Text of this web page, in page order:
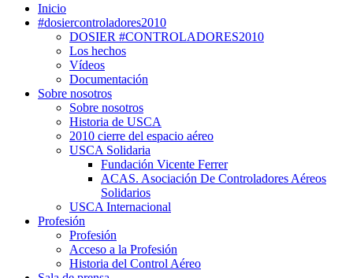
Inicio
#dosiercontroladores2010
DOSIER #CONTROLADORES2010
Los hechos
Vídeos
Documentación
Sobre nosotros
Sobre nosotros
Historia de USCA
2010 cierre del espacio aéreo
USCA Solidaria
Fundación Vicente Ferrer
ACAS. Asociación De Controladores Aéreos
Solidarios
USCA Internacional
Profesión
Profesión
Acceso a la Profesión
Historia del Control Aéreo